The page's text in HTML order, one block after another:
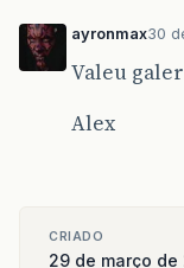
ayronmax30
Valeu
Alex
CRIADO
29 de março de